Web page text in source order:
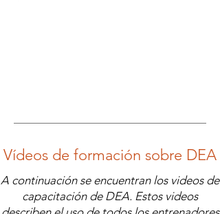
Vídeos de formación sobre DEA
A continuación se encuentran los videos de
capacitación de DEA. Estos videos